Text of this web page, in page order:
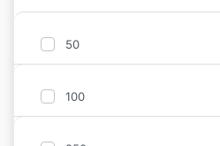
50
100